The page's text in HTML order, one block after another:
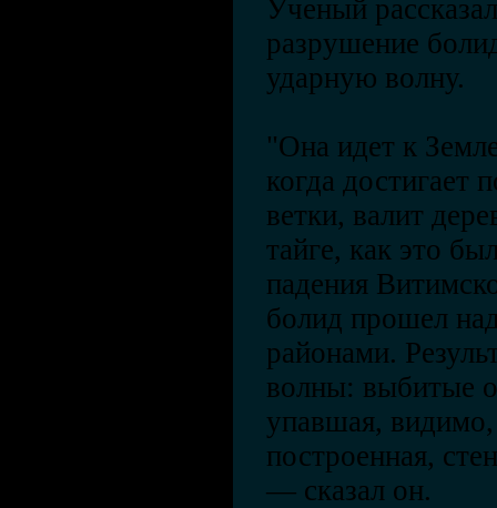
Ученый
разрушение
ударную волну.
"Она идет к
когда достигает
ветки, валит
тайге, как это
падения
болид прошел
районами.
волны: выбитые
упавшая, видимо,
построенная,
— сказал он.